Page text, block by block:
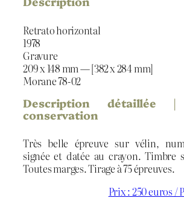
Retrato horizontal
1978
Gravure
209 x 148 mm — [382 x 284 mm]
Morane 78-02
Description détaillée
conservation
Très belle épreuve sur vélin,
signée et datée au crayon. Timbre
Toutes marges. Tirage à 75 épreuves.
Prix : 250 euros /